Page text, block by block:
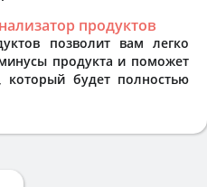
продуктов
позволит вам легко
продукта и поможет
который будет полностью